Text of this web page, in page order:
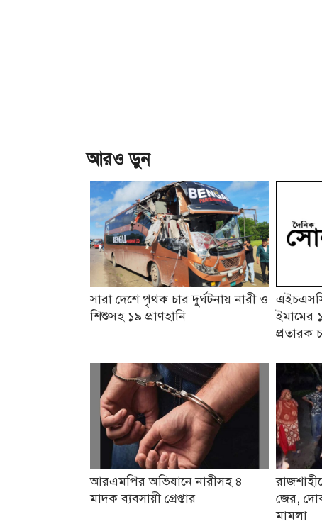
আরও ড়ুন
সারা দেশে পৃথক চার দুর্ঘটনায় নারী ও
শিশুসহ ১৯ প্রাণহানি
এইচএসসি
ইমামের
প্রতারক
আরএমপির অভিযানে নারীসহ ৪
মাদক ব্যবসায়ী গ্রেপ্তার
জের,
মামলা